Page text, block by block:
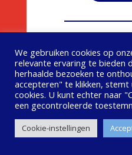
We gebruiken cookies op
relevante ervaring te bieden
herhaalde bezoeken te
accepteren" te klikken,
cookies. U kunt echter naar
een ​​gecontroleerde
Cookie-instellingen